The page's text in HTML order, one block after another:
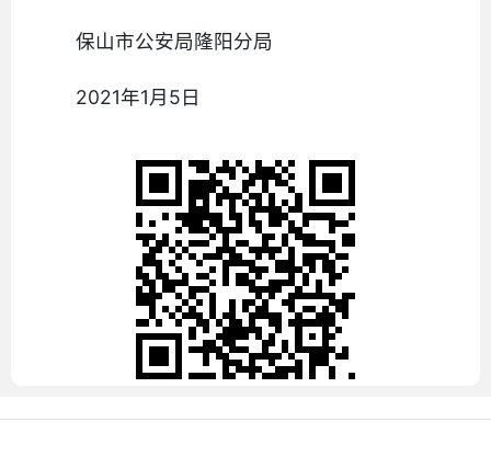
保山市公安局隆阳分局
2021年1月5日